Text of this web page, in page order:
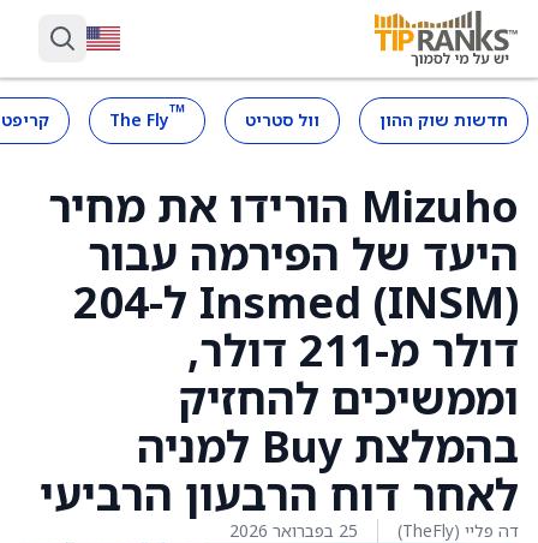
חדשות שוק ההון וול סטריט ™
The Fly
Mizuho הורידו את מחיר
היעד של הפירמה עבור
Insmed (INSM) ל-204
דולר מ-211 דולר,
וממשיכים להחזיק
בהמלצת Buy למניה
לאחר דוח הרבעון הרביעי
דה פליי (TheFly) 25 בפברואר 2026